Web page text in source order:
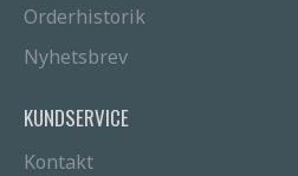
Orderhistorik
Nyhetsbrev
KUNDSERVICE
Kontakt